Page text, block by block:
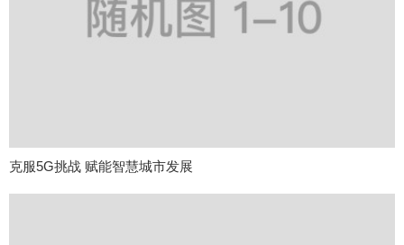
克服5G挑战 赋能智慧城市发展